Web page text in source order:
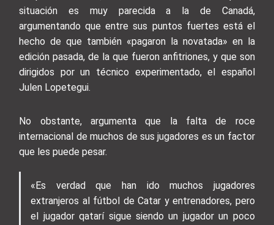
situación es muy parecida a la de Canadá,
argumentando que entre sus puntos fuertes está el
hecho de que también «pagaron la novatada» en la
edición pasada, de la que fueron anfitriones, y que son
dirigidos por un técnico experimentado, el español
Julen Lopetegui.
No obstante, argumenta que la falta de roce
internacional de muchos de sus jugadores es un factor
que les puede pesar.
«Es verdad que han ido muchos jugadores
extranjeros al fútbol de Catar y entrenadores, pero
el jugador qatarí sigue siendo un jugador un poco